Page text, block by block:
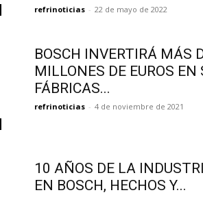
refrinoticias - 22 de mayo de 2022
BOSCH INVERTIRÁ MÁS
MILLONES DE EUROS EN
FÁBRICAS...
refrinoticias - 4 de noviembre de 2021
10 AÑOS DE LA
EN BOSCH, HECHOS Y...